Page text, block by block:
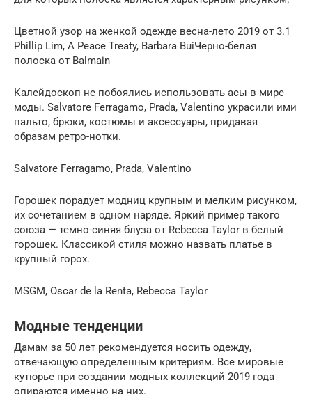
Цветной узор на женкой одежде весна-лето 2019 от 3.1
Phillip Lim, A Peace Treaty, Barbara BuiЧерно-белая
полоска от Balmain
Калейдоскоп не побоялись использовать асы в мире
моды. Salvatore Ferragamo, Prada, Valentino украсили ими
пальто, брюки, костюмы и аксессуары, придавая
образам ретро-нотки.
Salvatore Ferragamo, Prada, Valentino
Горошек порадует модниц крупным и мелким рисунком,
их сочетанием в одном наряде. Яркий пример такого
союза — темно-синяя блуза от Rebecca Taylor в белый
горошек. Классикой стиля можно назвать платье в
крупный горох.
MSGM, Oscar de la Renta, Rebecca Taylor
Модные тенденции
Дамам за 50 лет рекомендуется носить одежду,
отвечающую определенным критериям. Все мировые
кутюрье при создании модных коллекций 2019 года
опираются именно на них.